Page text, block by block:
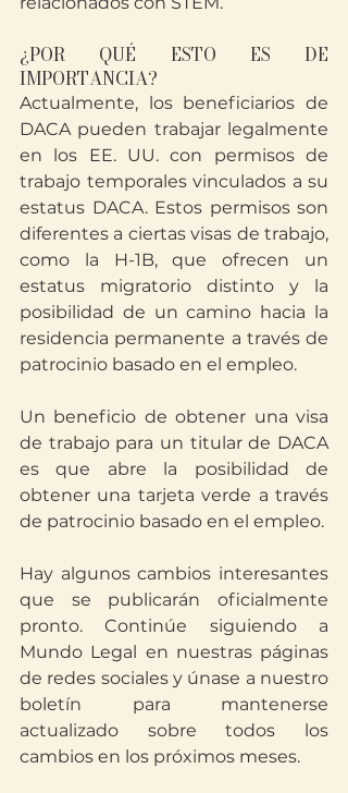
¿POR QUÉ ESTO ES DE
IMPORTANCIA?
Actualmente, los beneficiarios de
DACA pueden trabajar legalmente
en los EE. UU. con permisos de
trabajo temporales vinculados a su
estatus DACA. Estos permisos son
diferentes a ciertas visas de trabajo,
como la H-1B, que ofrecen un
estatus migratorio distinto y la
posibilidad de un camino hacia la
residencia permanente a través de
patrocinio basado en el empleo.
Un beneficio de obtener una visa
de trabajo para un titular de DACA
es que abre la posibilidad de
obtener una tarjeta verde a través
de patrocinio basado en el empleo.
Hay algunos cambios interesantes
que se publicarán oficialmente
pronto. Continúe siguiendo a
Mundo Legal en nuestras páginas
de redes sociales y únase a nuestro
boletín para mantenerse
actualizado sobre todos los
cambios en los próximos meses.